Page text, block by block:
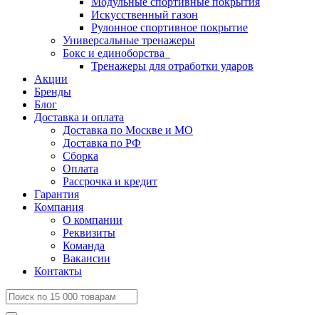
Искусственный газон
Рулонное спортивное покрытие
Универсальные тренажеры
Бокс и единоборства
Тренажеры для отработки ударов
Акции
Бренды
Блог
Доставка и оплата
Доставка по Москве и МО
Доставка по РФ
Сборка
Оплата
Рассрочка и кредит
Гарантия
Компания
О компании
Реквизиты
Команда
Вакансии
Контакты